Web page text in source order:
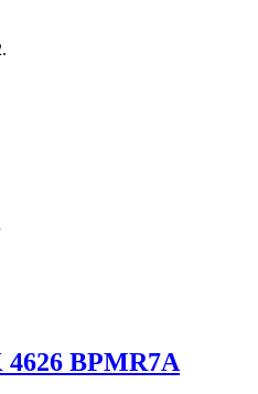
4626 BPMR7A